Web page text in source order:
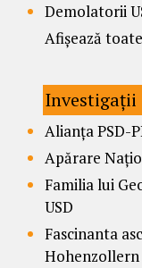
Demolatorii
Afișează
Investigații
Alianța PSD-
Apărare
Familia lui
USD
Fascinanta
Hohenzollern